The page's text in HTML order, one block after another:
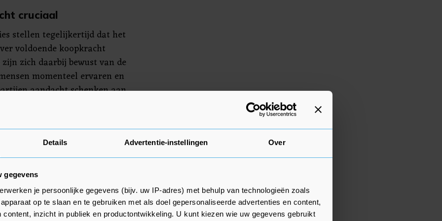
Details Advertentie-instellingen Over
gegevens
je persoonlijke gegevens (bijv. uw IP-adres) met behulp van technologieën zoals
op te slaan en te gebruiken met als doel gepersonaliseerde advertenties en content,
content, inzicht in publiek en productontwikkeling. U kunt kiezen wie uw gegevens gebruikt
cruciaal
stellen tegelijkertijd dat het
voldoende koopkracht
zich daarbij bewust van de
momenteel ervaren en
aandacht schenken aan
in het
ondersteunen werkgevers hun
manieren, zoals met
voor energiekosten,
zaken als de
naar voren te halen. "In
het goed gaat, zal de ruimte